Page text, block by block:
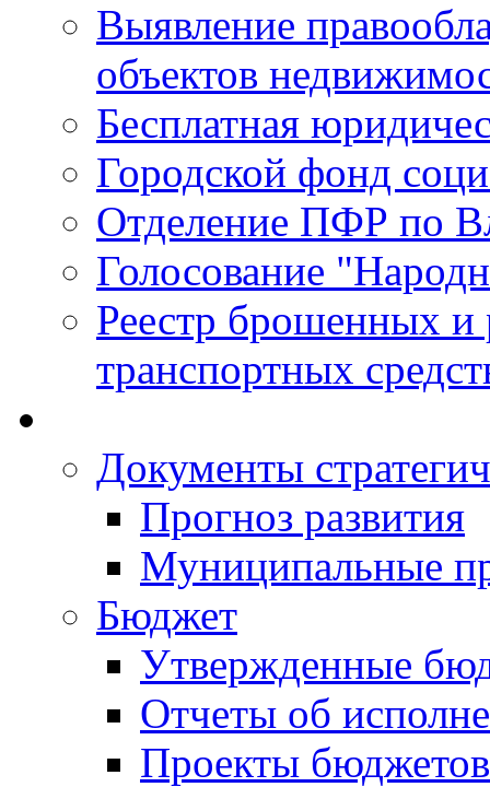
Выявление
объектов
Бесплатная
Городской фонд
Отделение ПФР по
Голосование
Реестр брошенных и
транспортных
Документы
Прогноз развития
Муниципальные
Бюджет
Утвержденные
Отчеты об
Проекты бюджетов